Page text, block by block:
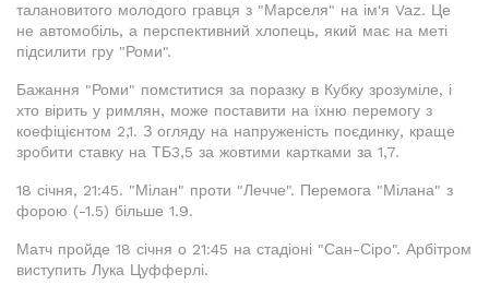
талановитого молодого гравця з "Марселя" на ім'я Vaz. Це
не автомобіль, а перспективний хлопець, який має на меті
підсилити гру "Роми".
Бажання "Роми" помститися за поразку в Кубку зрозуміле, і
хто вірить у римлян, може поставити на їхню перемогу з
коефіцієнтом 2,1. З огляду на напруженість поєдинку, краще
зробити ставку на ТБ3,5 за жовтими картками за 1,7.
18 січня, 21:45. "Мілан" проти "Лечче". Перемога "Мілана" з
форою (-1.5) більше 1.9.
Матч пройде 18 січня о 21:45 на стадіоні "Сан-Сіро". Арбітром
виступить Лука Цуфферлі.